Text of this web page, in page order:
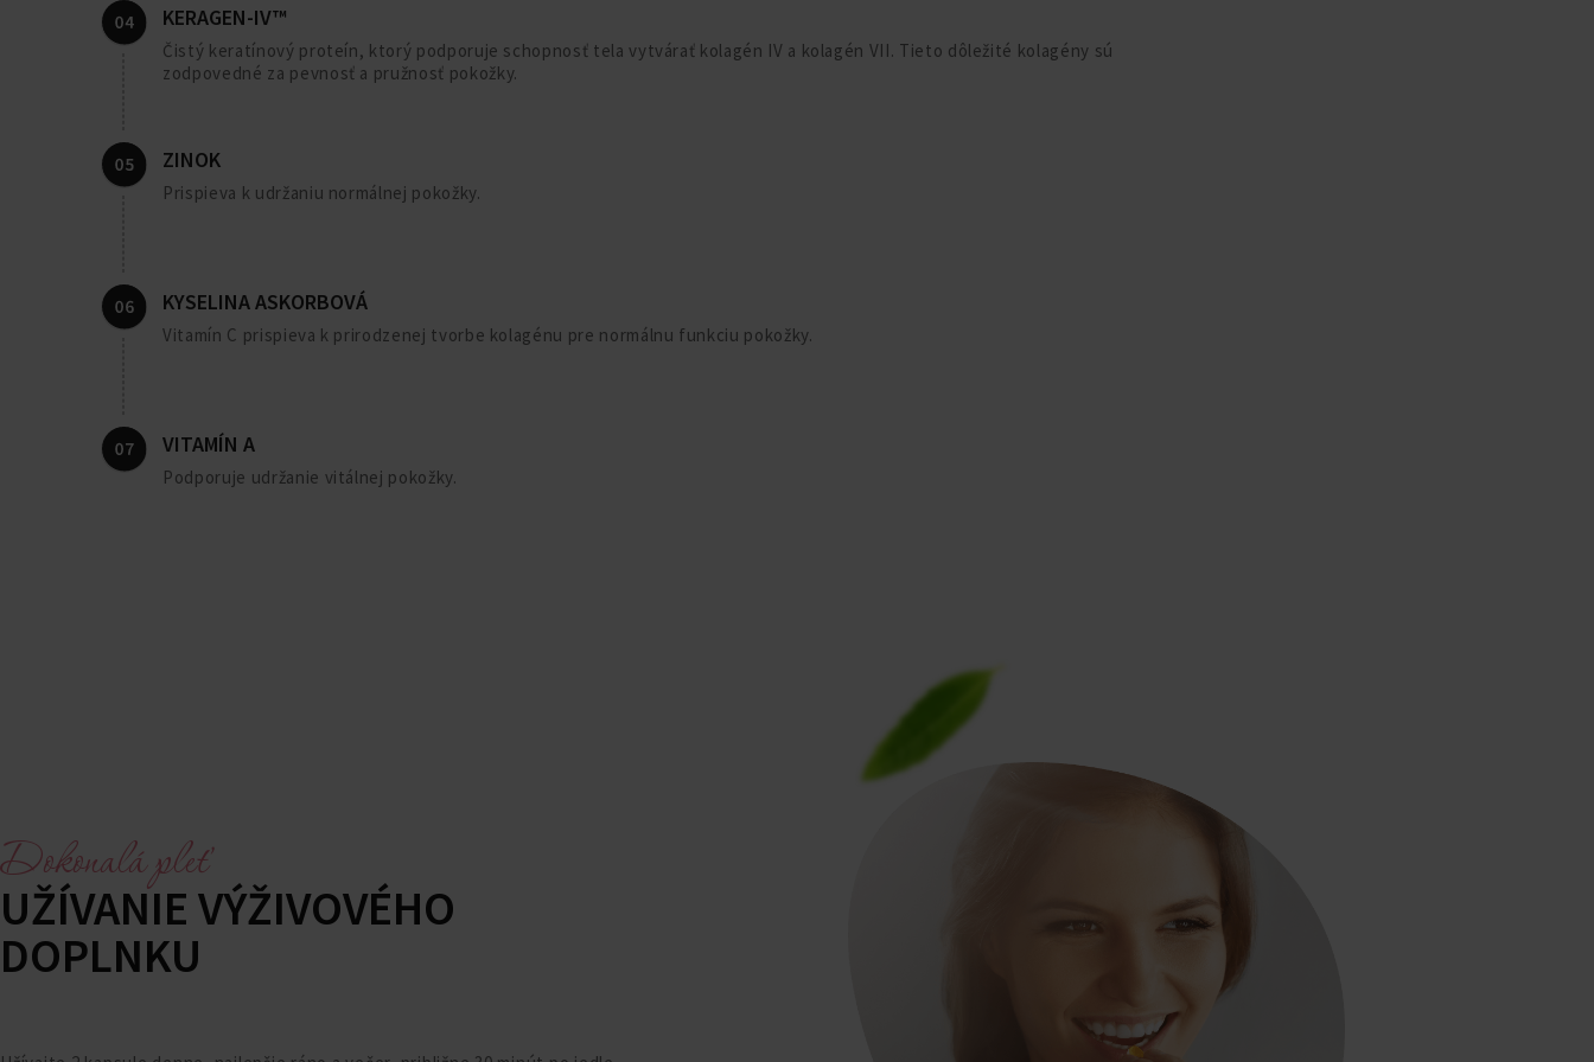
KERAGEN-IV™
Čistý keratínový proteín, ktorý podporuje schopnosť tela vytvárať kolagén IV a kolagén VII. Tieto dôležité kolagény sú
zodpovedné za pevnosť a pružnosť pokožky.
ZINOK
Prispieva k udržaniu normálnej pokožky.
KYSELINA ASKORBOVÁ
Vitamín C prispieva k prirodzenej tvorbe kolagénu pre normálnu funkciu pokožky.
VITAMÍN A
Podporuje udržanie vitálnej pokožky.
Dokonalá pleť
UŽÍVANIE VÝŽIVOVÉHO
DOPLNKU